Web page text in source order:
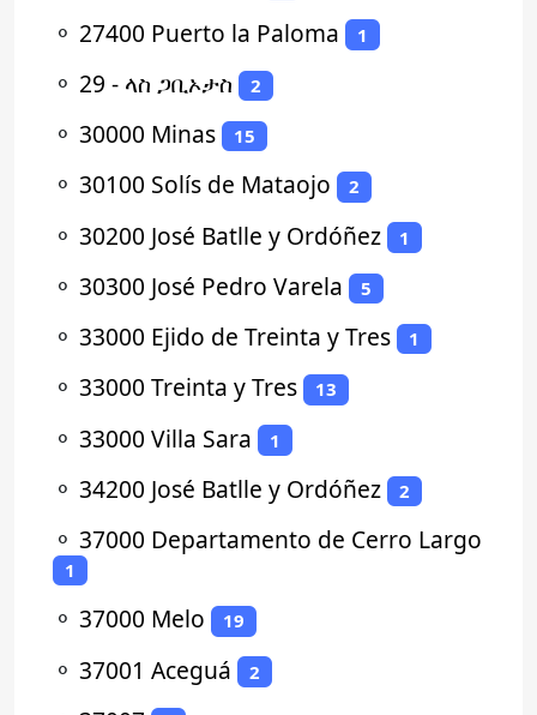
⚬ 27400 Puerto la Paloma 1
⚬ 29 - ላስ ጋቢኦታስ 2
⚬ 30000 Minas 15
⚬ 30100 Solís de Mataojo 2
⚬ 30200 José Batlle y Ordóñez 1
⚬ 30300 José Pedro Varela 5
⚬ 33000 Ejido de Treinta y Tres 1
⚬ 33000 Treinta y Tres 13
⚬ 33000 Villa Sara 1
⚬ 34200 José Batlle y Ordóñez 2
⚬ 37000 Departamento de Cerro Largo
1
⚬ 37000 Melo 19
⚬ 37001 Aceguá 2